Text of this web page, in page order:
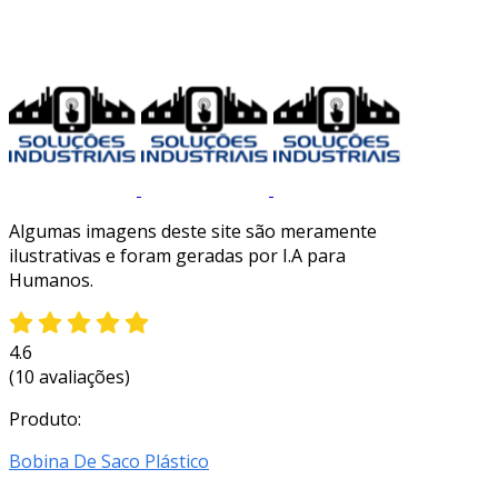
Algumas imagens deste site são meramente
ilustrativas e foram geradas por I.A para
Humanos.
4.6
(10 avaliações)
Produto:
Bobina De Saco Plástico